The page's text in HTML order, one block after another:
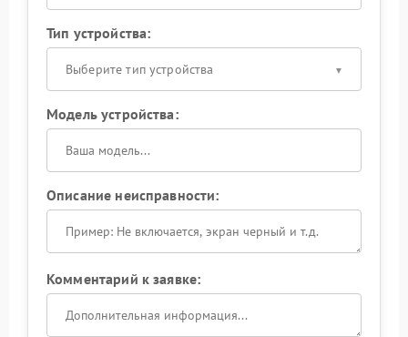
Тип устройства:
Выберите тип устройства
Модель устройства:
Описание неисправности:
Комментарий к заявке: